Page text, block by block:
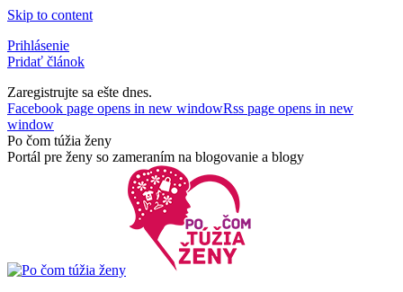
Skip to content
Prihlásenie
Pridať článok
Zaregistrujte sa ešte dnes.
Facebook page opens in new windowRss page opens in new
window
Po čom túžia ženy
Portál pre ženy so zameraním na blogovanie a blogy